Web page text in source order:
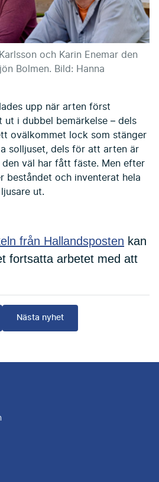
och Karin Enemar den
Bolmen. Bild: Hanna
upp när arten först
ut i dubbel bemärkelse – dels
ovälkommet lock som stänger
solljuset, dels för att arten är
väl har fått fäste. Men efter
beståndet och inventerat hela
ut.
från Hallandsposten kan
fortsatta arbetet med att
Nästa nyhet